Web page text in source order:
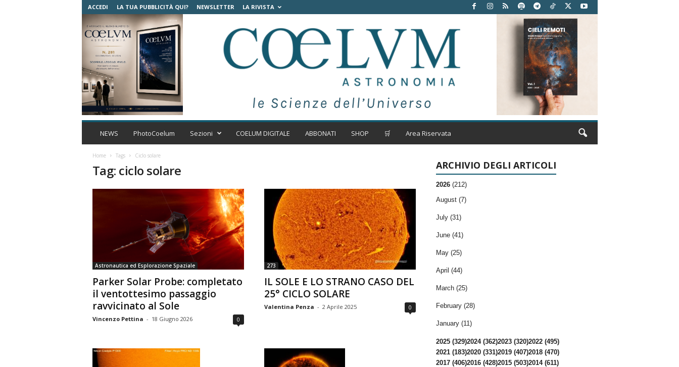
ACCEDI LA TUA PUBBLICITÀ QUI? NEWSLETTER LA RIVISTA
C
s
t
r
o
n
o
m
i
a
NEWS PhotoCoelum Sezioni COELUM DIGITALE ABBONATI SHOP 🛒 Area Riservata
Home Tags Ciclo solare
Tag: ciclo solare
Astronautica ed Esplorazione Spaziale
Parker Solar Probe: completato
il ventottesimo passaggio
ravvicinato al Sole
Vincenzo Pettina - 18 Giugno 2026 0
273
IL SOLE E LO STRANO CASO DEL
25° CICLO SOLARE
Valentina Penza - 2 Aprile 2025 0
ARCHIVIO DEGLI ARTICOLI
2026 (212)
August (7)
July (31)
June (41)
May (25)
April (44)
March (25)
February (28)
January (11)
2025 (329)2024 (362)2023 (320)2022 (495)
2021 (183)2020 (331)2019 (407)2018 (470)
2017 (406)2016 (428)2015 (503)2014 (611)